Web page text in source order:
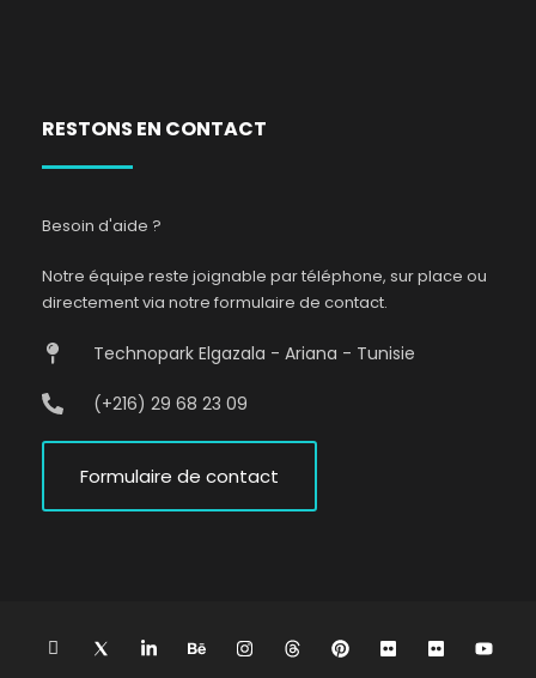
RESTONS EN CONTACT
Besoin d'aide ?
Notre équipe reste joignable par téléphone, sur place ou
directement via notre formulaire de contact.
Technopark Elgazala - Ariana - Tunisie
(+216) 29 68 23 09
Formulaire de contact
L
n
I
c
L
i
B
e
I
n
T
h
P
i
F
l
F
l
Y
o